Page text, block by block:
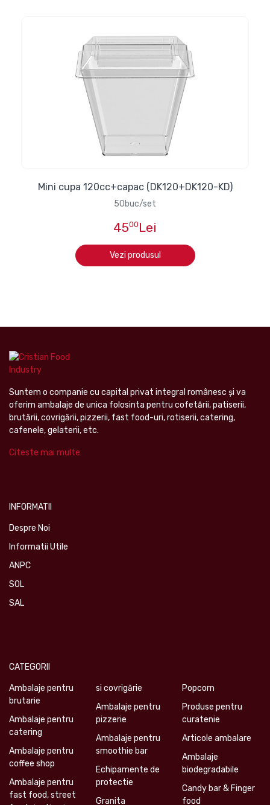
Mini cupa 120cc+capac (DK120+DK120-KD)
50buc/set
4500 Lei
Vezi produsul
Suntem o companie cu capital privat integral românesc şi va
oferim ambalaje de unica folosinta pentru cofetării, patiserii,
brutării, covrigării, pizzerii, fast food-uri, rotiserii, catering,
cafenele, gelaterii, etc.
Citeste mai multe
INFORMATII
Despre Noi
Informatii Utile
ANPC
SOL
SAL
CATEGORII
Ambalaje pentru
brutarie
Ambalaje pentru
catering
Ambalaje pentru
coffee shop
Ambalaje pentru
fast food, street
si covrigărie
Ambalaje pentru
pizzerie
Ambalaje pentru
smoothie bar
Echipamente de
protectie
Granita
Popcorn
Produse pentru
curatenie
Articole ambalare
Ambalaje
biodegradabile
Candy bar & Finger
food